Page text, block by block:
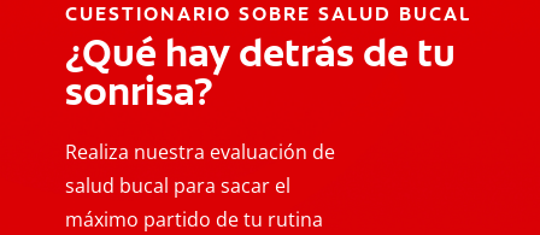
CUESTIONARIO SOBRE SALUD BUCAL
¿Qué hay detrás de tu
sonrisa?
Realiza nuestra evaluación de
salud bucal para sacar el
máximo partido de tu rutina